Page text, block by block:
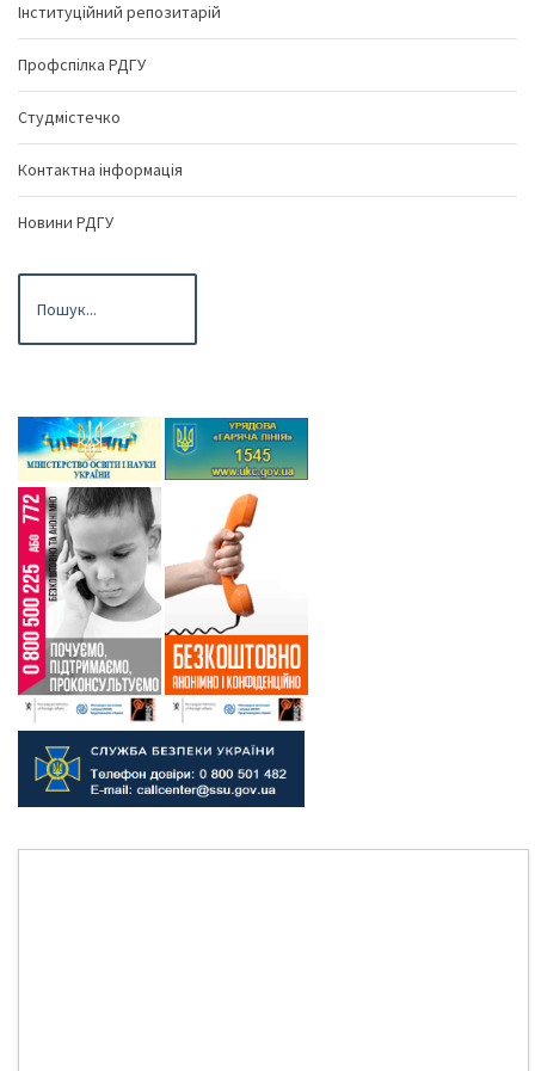
Інституційний репозитарій
Профспілка РДГУ
Студмістечко
Контактна інформація
Новини РДГУ